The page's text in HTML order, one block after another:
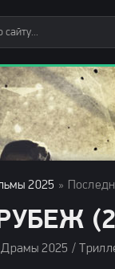
2025 »